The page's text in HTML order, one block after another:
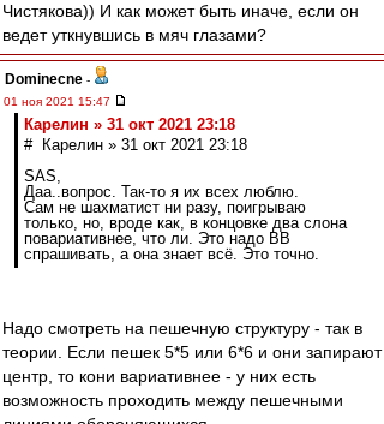
Чистякова)) И как может быть иначе, если он
ведет уткнувшись в мяч глазами?
Dominecne -
01 ноя 2021 15:47
Карелин » 31 окт 2021 23:18
# Карелин » 31 окт 2021 23:18
SAS,
Даа..вопрос. Так-то я их всех люблю.
Сам не шахматист ни разу, поигрываю
только, но, вроде как, в концовке два слона
повариативнее, что ли. Это надо ВВ
спрашивать, а она знает всё. Это точно.
Надо смотреть на пешечную структуру - так в
теории. Если пешек 5*5 или 6*6 и они запирают
центр, то кони вариативнее - у них есть
возможность проходить между пешечными